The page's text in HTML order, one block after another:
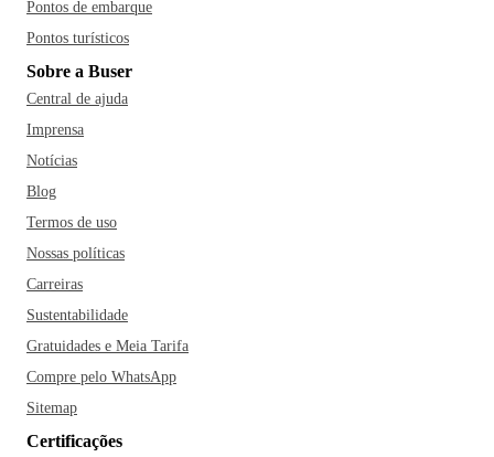
Pontos de embarque
Pontos turísticos
Sobre a Buser
Central de ajuda
Imprensa
Notícias
Blog
Termos de uso
Nossas políticas
Carreiras
Sustentabilidade
Gratuidades e Meia Tarifa
Compre pelo WhatsApp
Sitemap
Certificações